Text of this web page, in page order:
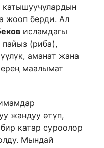
жооп берди. Ал
исламдагы
(риба),
аманат жана
маалымат
жандуу өтүп,
катар суроолор
Мындай